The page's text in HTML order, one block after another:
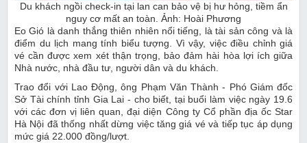
Du khách ngồi check-in tại lan can bảo vệ bị hư hỏng, tiềm ẩn
nguy cơ mất an toàn. Ảnh: Hoài Phương
Eo Gió là danh thắng thiên nhiên nổi tiếng, là tài sản công và là
điểm du lịch mang tính biểu tượng. Vì vậy, việc điều chỉnh giá
vé cần được xem xét thận trọng, bảo đảm hài hòa lợi ích giữa
Nhà nước, nhà đầu tư, người dân và du khách.
Trao đổi với Lao Động, ông Phạm Văn Thành - Phó Giám đốc
Sở Tài chính tỉnh Gia Lai - cho biết, tại buổi làm việc ngày 19.6
với các đơn vị liên quan, đại diện Công ty Cổ phần địa ốc Star
Hà Nội đã thống nhất dừng việc tăng giá vé và tiếp tục áp dụng
mức giá 22.000 đồng/lượt.